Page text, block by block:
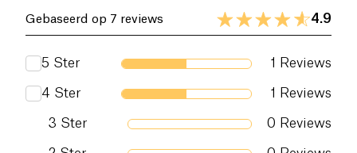
Gebaseerd op 7 reviews 4.9
5 Ster 1 Reviews
4 Ster 1 Reviews
3 Ster 0 Reviews